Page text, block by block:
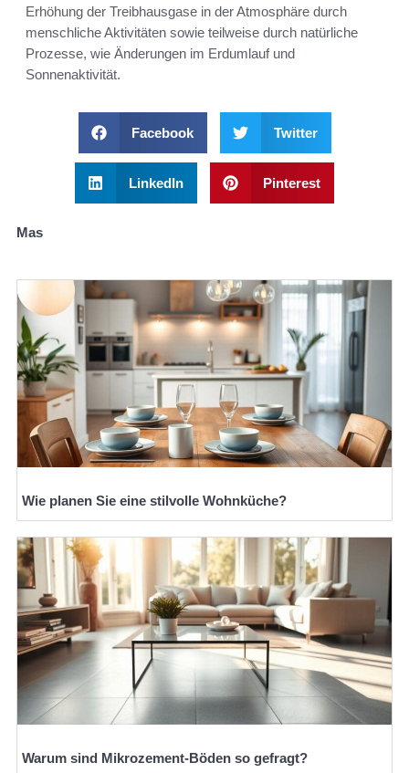
Erhöhung der Treibhausgase in der Atmosphäre durch
menschliche Aktivitäten sowie teilweise durch natürliche
Prozesse, wie Änderungen im Erdumlauf und
Sonnenaktivität.
Facebook Twitter
LinkedIn Pinterest
Mas
Wie planen Sie eine stilvolle Wohnküche?
Warum sind Mikrozement-Böden so gefragt?